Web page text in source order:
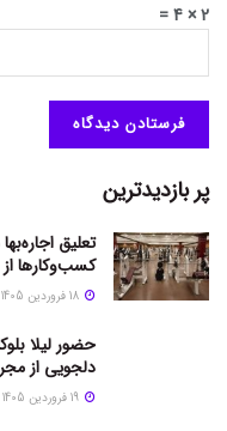
2 × 4 =
پر بازدیدترین
تعلیق
کسب‌وکارها
حضور لیلا
دلجویی از